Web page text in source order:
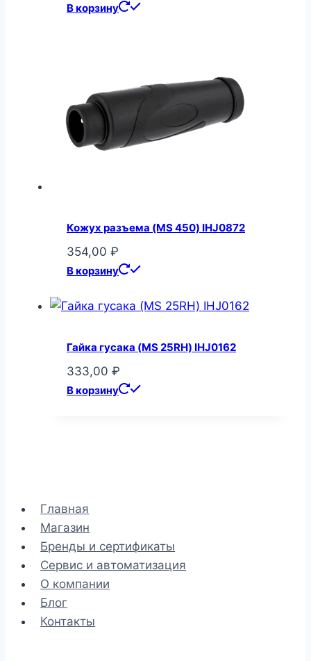
В корзину
Кожух разъема (MS 450) IHJ0872
354,00 ₽
В корзину
Гайка гусака (MS 25RH) IHJ0162
333,00 ₽
В корзину
Главная
Магазин
Бренды и сертификаты
Сервис и автоматизация
О компании
Блог
Контакты